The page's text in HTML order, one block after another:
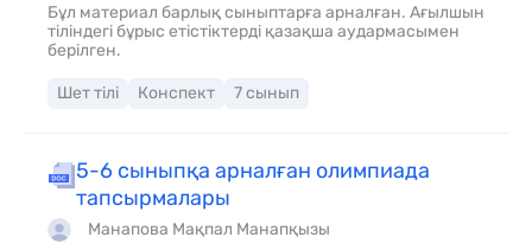
Бұл материал барлық сыныптарға арналған. Ағылшын
тіліндегі бұрыс етістіктерді қазақша аудармасымен
берілген.
Шет тілі Конспект 7 сынып
5-6 сыныпқа арналған олимпиада
тапсырмалары
Манапова Мақпал Манапқызы